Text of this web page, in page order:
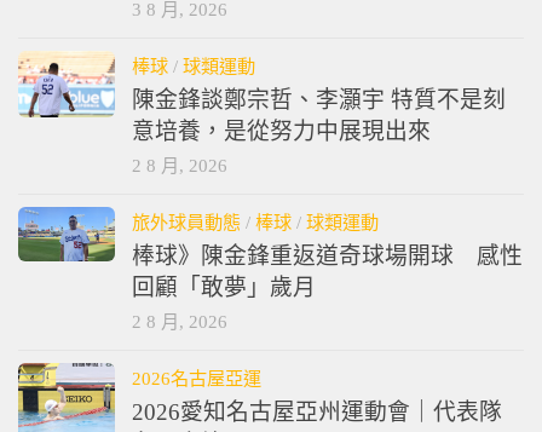
3 8 月, 2026
棒球 / 球類運動
陳金鋒談鄭宗哲、李灝宇 特質不是刻
意培養，是從努力中展現出來
2 8 月, 2026
旅外球員動態 / 棒球 / 球類運動
棒球》陳金鋒重返道奇球場開球 感性
回顧「敢夢」歲月
2 8 月, 2026
2026名古屋亞運
2026愛知名古屋亞州運動會｜代表隊